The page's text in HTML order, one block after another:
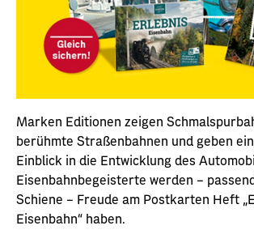
Marken Editionen zeigen
berühmte Straßenbahnen und geben
Einblick in die Entwicklung des
Eisenbahnbegeisterte werden –
Schiene – Freude am Postkarten Heft
Eisenbahn“ haben.